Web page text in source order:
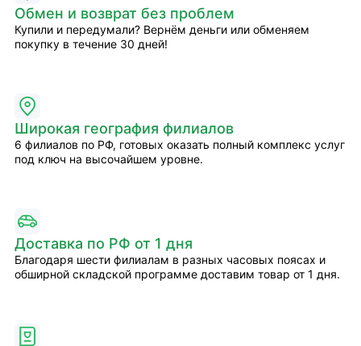
Обмен и возврат без проблем
Купили и передумали? Вернём деньги или обменяем
покупку в течение 30 дней!
Широкая география филиалов
6 филиалов по РФ, готовых оказать полный комплекс услуг
под ключ на высочайшем уровне.
Доставка по РФ от 1 дня
Благодаря шести филиалам в разных часовых поясах и
обширной складской программе доставим товар от 1 дня.